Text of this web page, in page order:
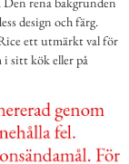
design och färg.
ett utmärkt val för
sitt kök eller på